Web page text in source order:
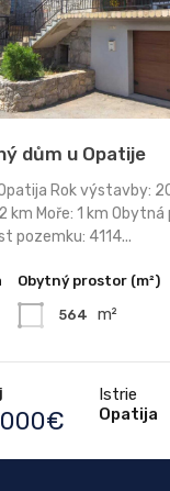
dům u Opatije
Rok výstavby:
km Moře: 1 km
pozemku: 4114...
Obytný prostor (m²)
564 m²
Istrie
Opatija